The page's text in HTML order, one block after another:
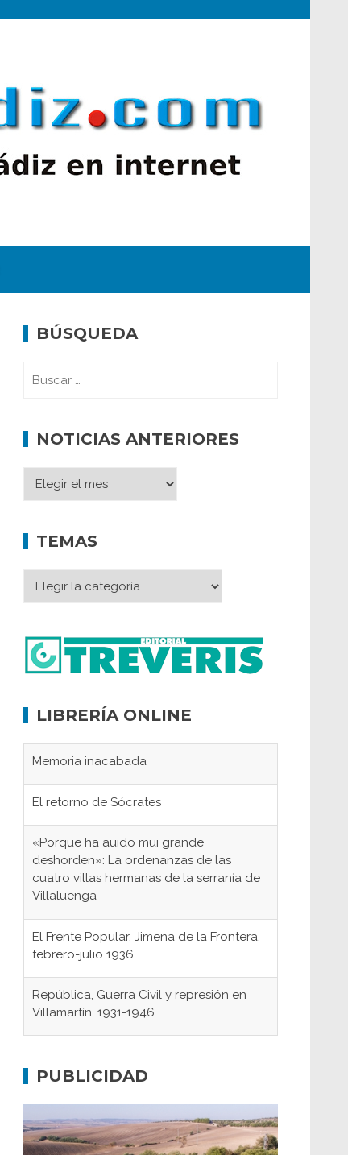
BÚSQUEDA
NOTICIAS ANTERIORES
TEMAS
LIBRERÍA ONLINE
El retorno de Sócrates
«Porque ha auido mui grande
cuatro villas hermanas de la serranía de
Villaluenga
El Frente Popular. Jimena de la Frontera,
República, Guerra Civil y represión en
Gaditanos deportados a campos de
Don Perafán de Ribera y sus
El Frente Popular. Ubrique, febrero-julio
1936
PUBLICIDAD